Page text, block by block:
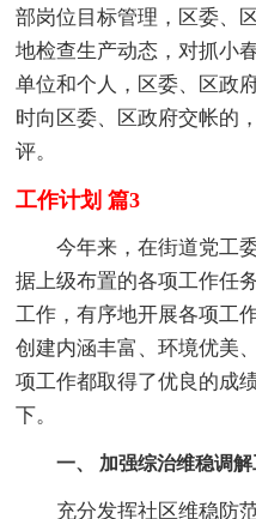
部岗位目标管理，区委、
地检查生产动态，对抓小
单位和个人，区委、区政
时向区委、区政府交帐的
评。
工作计划 篇3
今年来，在街道党工委
据上级布置的各项工作任
工作，有序地开展各项工
创建内涵丰富、环境优美
项工作都取得了优良的成
下。
一、 加强综治维稳调
充分发挥社区维稳防范